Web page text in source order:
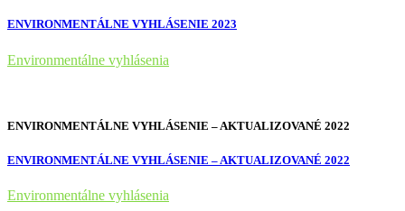
ENVIRONMENTÁLNE VYHLÁSENIE 2023
Environmentálne vyhlásenia
ENVIRONMENTÁLNE VYHLÁSENIE – AKTUALIZOVANÉ 2022
ENVIRONMENTÁLNE VYHLÁSENIE – AKTUALIZOVANÉ 2022
Environmentálne vyhlásenia